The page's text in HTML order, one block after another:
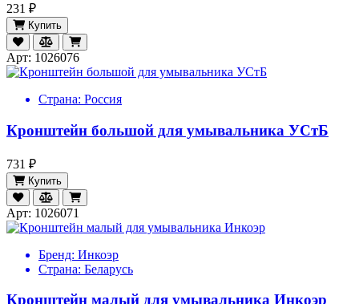
231 ₽
Купить
Арт: 1026076
Страна: Россия
Кронштейн большой для умывальника УСтБ
731 ₽
Купить
Арт: 1026071
Бренд: Инкоэр
Страна: Беларусь
Кронштейн малый для умывальника Инкоэр